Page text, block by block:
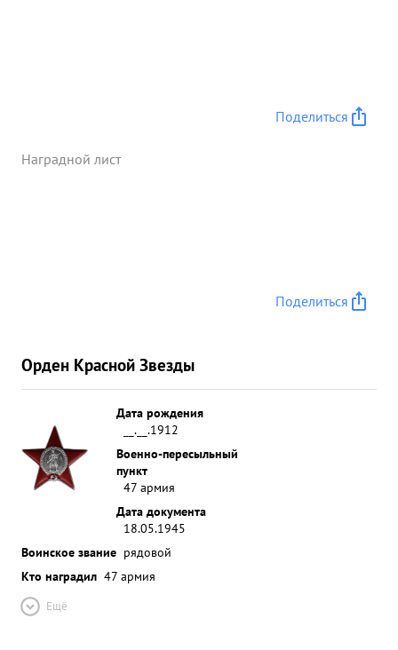
Поделиться
Наградной лист
Поделиться
Орден Красной Звезды
Дата рождения
__.__.1912
Военно-пересыльный
пункт
47 армия
Дата документа
18.05.1945
Воинское звание рядовой
Кто наградил 47 армия
Ещё